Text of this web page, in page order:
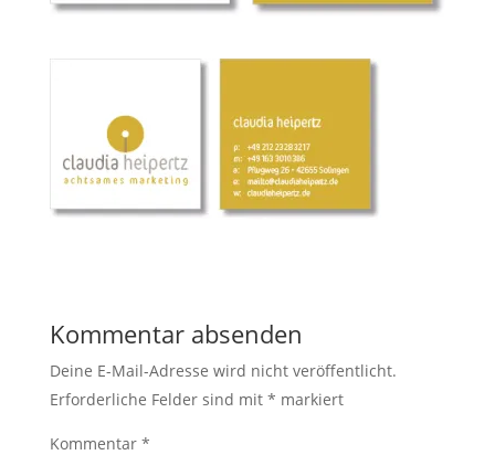
Kommentar absenden
Deine E-Mail-Adresse wird nicht veröffentlicht.
Erforderliche Felder sind mit * markiert
Kommentar *